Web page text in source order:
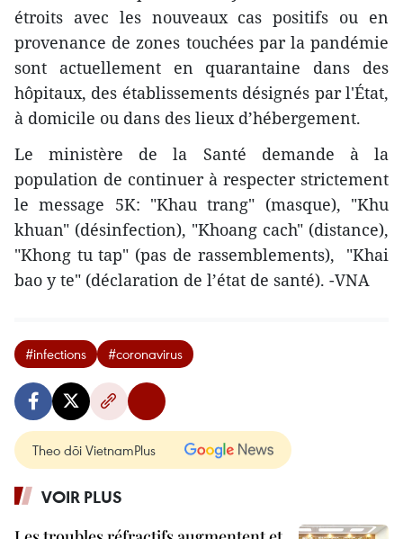
étroits avec les nouveaux cas positifs ou en
provenance de zones touchées par la pandémie
sont actuellement en quarantaine dans des
hôpitaux, des établissements désignés par l'État,
à domicile ou dans des lieux d’hébergement.
Le ministère de la Santé demande à la
population de continuer à respecter strictement
le message 5K: "Khau trang" (masque), "Khu
khuan" (désinfection), "Khoang cach" (distance),
"Khong tu tap" (pas de rassemblements), "Khai
bao y te" (déclaration de l’état de santé). -VNA
#infections #coronavirus
Theo dõi VietnamPlus
VOIR PLUS